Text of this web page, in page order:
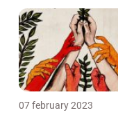
07 february 2023